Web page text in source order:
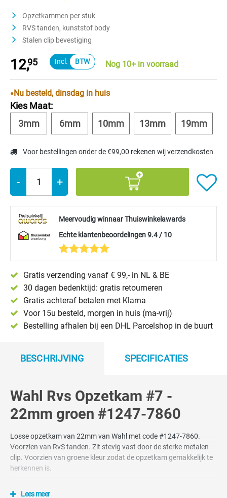
Opzetkammen per stuk
RVS tanden, kunststof body
Stalen clip bevestiging
12,95 Nog 10+ in voorraad
Nu besteld, dinsdag in huis
Kies Maat:
3mm
6mm 10mm 13mm 19mm
Voor bestellingen onder de €99,00 rekenen wij verzendkosten
- +
Meervoudig winnaar Thuiswinkelawards
Echte klantenbeoordelingen 9.4 / 10
Gratis verzending vanaf € 99,- in NL & BE
30 dagen bedenktijd: gratis retourneren
Gratis achteraf betalen met Klarna
Voor 15u besteld, morgen in huis (ma-vrij)
Bestelling afhalen bij een DHL Parcelshop in de buurt
BESCHRIJVING SPECIFICATIES
Wahl Rvs Opzetkam #7 -
22mm groen #1247-7860
Losse opzetkam van 22mm van Wahl met code #1247-7860.
Voorzien van RvS tanden. Zit stevig vast door de sterke metalen
clip. Voorzien van groene kleur zodat de opzetkam gemakkelijk te
herkennen is.
Lees meer